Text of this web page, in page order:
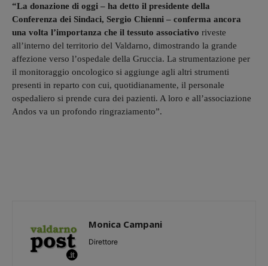
“La donazione di oggi – ha detto il presidente della
Conferenza dei Sindaci, Sergio Chienni – conferma ancora
una volta l’importanza che il tessuto associativo riveste
all’interno del territorio del Valdarno, dimostrando la grande
affezione verso l’ospedale della Gruccia. La strumentazione per
il monitoraggio oncologico si aggiunge agli altri strumenti
presenti in reparto con cui, quotidianamente, il personale
ospedaliero si prende cura dei pazienti. A loro e all’associazione
Andos va un profondo ringraziamento”.
Monica Campani
Direttore